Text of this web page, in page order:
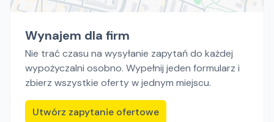
Wynajem dla firm
Nie trać czasu na wysyłanie zapytań do każdej
wypożyczalni osobno. Wypełnij jeden formularz i
zbierz wszystkie oferty w jednym miejscu.
Utwórz zapytanie ofertowe